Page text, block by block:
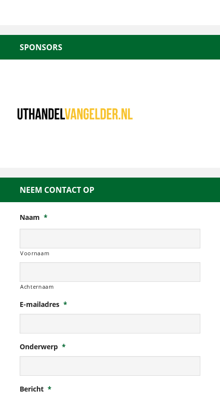
SPONSORS
NEEM CONTACT OP
Naam *
Voornaam
Achternaam
E-mailadres *
Onderwerp *
Bericht *